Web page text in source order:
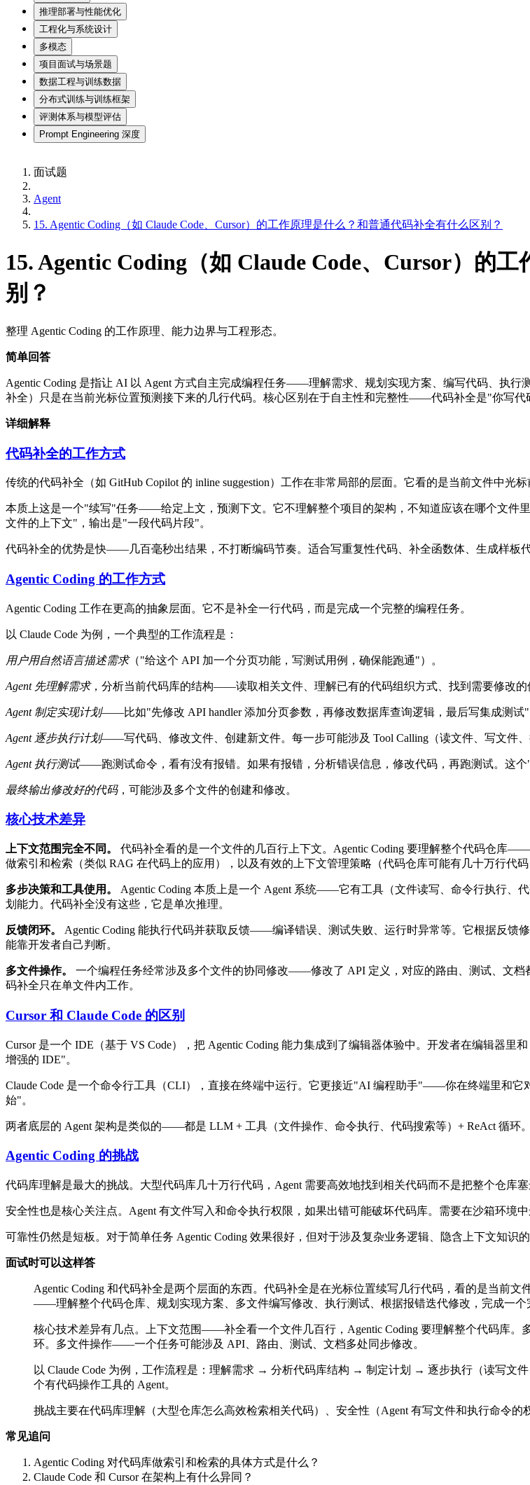
推理部署与性能优化
工程化与系统设计
多模态
项目面试与场景题
数据工程与训练数据
分布式训练与训练框架
评测体系与模型评估
Prompt Engineering 深度
面试题
Agent
15. Agentic Coding（如 Claude Code、Cursor）的工作原理是什么？和普通代码补全有什么区别？
15. Agentic Coding（如 Claude Code、Cursor）的
别？
整理 Agentic Coding 的工作原理、能力边界与工程形态。
简单回答
Agentic Coding 是指让 AI 以 Agent 方式自主完成编程任务——理解需求、规划实现方案、编写代码、执
补全）只是在当前光标位置预测接下来的几行代码。核心区别在于自主性和完整性——代码补全是"你写代
详细解释
代码补全的工作方式
传统的代码补全（如 GitHub Copilot 的 inline suggestion）工作在非常局部的层面。它看的是当前文件中
本质上这是一个"续写"任务——给定上文，预测下文。它不理解整个项目的架构，不知道应该在哪个文件
文件的上下文"，输出是"一段代码片段"。
代码补全的优势是快——几百毫秒出结果，不打断编码节奏。适合写重复性代码、补全函数体、生成样板代
Agentic Coding 的工作方式
Agentic Coding 工作在更高的抽象层面。它不是补全一行代码，而是完成一个完整的编程任务。
以 Claude Code 为例，一个典型的工作流程是：
用户用自然语言描述需求（"给这个 API 加一个分页功能，写测试用例，确保能跑通"）。
Agent 先理解需求，分析当前代码库的结构——读取相关文件、理解已有的代码组织方式、找到需要修改的
Agent 制定实现计划——比如"先修改 API handler 添加分页参数，再修改数据库查询逻辑，最后写集成测试"
Agent 逐步执行计划——写代码、修改文件、创建新文件。每一步可能涉及 Tool Calling（读文件、写文件、
Agent 执行测试——跑测试命令，看有没有报错。如果有报错，分析错误信息，修改代码，再跑测试。这
最终输出修改好的代码，可能涉及多个文件的创建和修改。
核心技术差异
上下文范围完全不同。
代码补全看的是一个文件的几百行上下文。Agentic Coding 要理解整个代码仓库
做索引和检索（类似 RAG 在代码上的应用），以及有效的上下文管理策略（代码仓库可能有几十万行代码
多步决策和工具使用。
Agentic Coding 本质上是一个 Agent 系统——它有工具（文件读写、命令行执行
划能力。代码补全没有这些，它是单次推理。
反馈闭环。
Agentic Coding 能执行代码并获取反馈——编译错误、测试失败、运行时异常等。它根据反
能靠开发者自己判断。
多文件操作。
一个编程任务经常涉及多个文件的协同修改——修改了 API 定义，对应的路由、测试、文档
码补全只在单文件内工作。
Cursor 和 Claude Code 的区别
Cursor 是一个 IDE（基于 VS Code），把 Agentic Coding 能力集成到了编辑器体验中。开发者在编辑器
增强的 IDE"。
Claude Code 是一个命令行工具（CLI），直接在终端中运行。它更接近"AI 编程助手"——你在终端里和
始"。
两者底层的 Agent 架构是类似的——都是 LLM + 工具（文件操作、命令执行、代码搜索等）+ ReAct 循环。
Agentic Coding 的挑战
代码库理解是最大的挑战。大型代码库几十万行代码，Agent 需要高效地找到相关代码而不是把整个仓库
安全性也是核心关注点。Agent 有文件写入和命令执行权限，如果出错可能破坏代码库。需要在沙箱环境
可靠性仍然是短板。对于简单任务 Agentic Coding 效果很好，但对于涉及复杂业务逻辑、隐含上下文知识
面试时可以这样答
Agentic Coding 和代码补全是两个层面的东西。代码补全是在光标位置续写几行代码，看的是当前
——理解整个代码仓库、规划实现方案、多文件编写修改、执行测试、根据报错迭代修改，完成一个
核心技术差异有几点。上下文范围——补全看一个文件几百行，Agentic Coding 要理解整个代码库
环。多文件操作——一个任务可能涉及 API、路由、测试、文档多处同步修改。
以 Claude Code 为例，工作流程是：理解需求 → 分析代码库结构 → 制定计划 → 逐步执行（读写
个有代码操作工具的 Agent。
挑战主要在代码库理解（大型仓库怎么高效检索相关代码）、安全性（Agent 有写文件和执行命令
常见追问
Agentic Coding 对代码库做索引和检索的具体方式是什么？
Claude Code 和 Cursor 在架构上有什么异同？